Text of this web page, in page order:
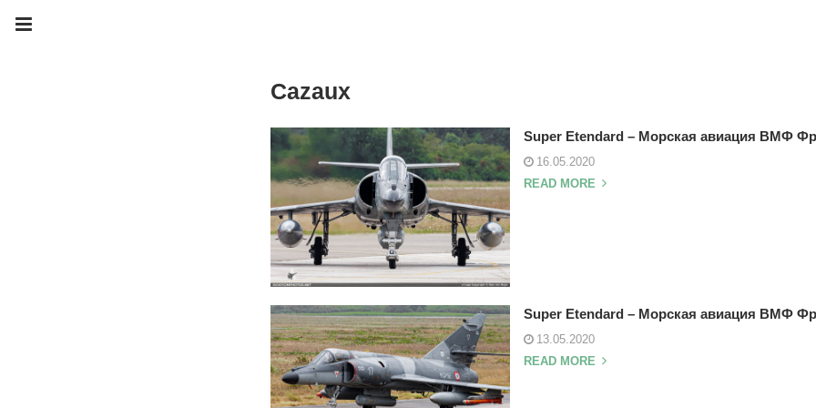
Cazaux
Super Etendard – Морская авиация ВМФ
16.05.2020
READ MORE
Super Etendard – Морская авиация ВМФ
13.05.2020
READ MORE